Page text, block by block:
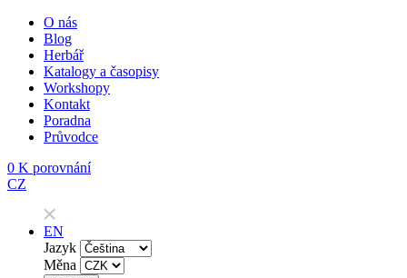
O nás
Blog
Herbář
Katalogy a časopisy
Workshopy
Kontakt
Poradna
Průvodce
0 K porovnání
CZ
EN
Jazyk
Měna